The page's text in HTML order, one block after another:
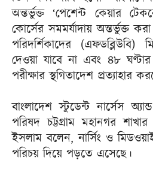
অন্তর্ভুক্ত ‘পেশেন্ট কেয়ার
কোর্সের সমমর্যাদায় অন্তর্ভুক্ত
পরিদর্শিকাদের (এফডব্লিউবি)
দেওয়া যাবে না এবং ৪৮ ঘণ্টার
পরীক্ষার স্থগিতাদেশ প্রত্যাহার
বাংলাদেশ স্টুডেন্ট নার্সেস
পরিষদ চট্টগ্রাম মহানগর
ইসলাম বলেন, নার্সিং ও
পরিচয় দিয়ে পড়তে এসেছে।